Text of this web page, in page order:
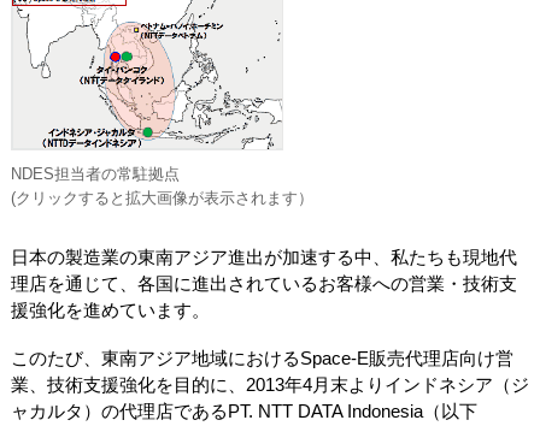
NDES担当者の常駐拠点
(クリックすると拡大画像が表示されます）
日本の製造業の東南アジア進出が加速する中、私たちも現地代
理店を通じて、各国に進出されているお客様への営業・技術支
援強化を進めています。
このたび、東南アジア地域におけるSpace-E販売代理店向け営
業、技術支援強化を目的に、2013年4月末よりインドネシア（ジ
ャカルタ）の代理店であるPT. NTT DATA Indonesia（以下